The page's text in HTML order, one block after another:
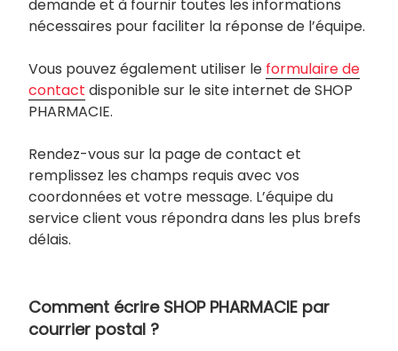
demande et à fournir toutes les informations
nécessaires pour faciliter la réponse de l’équipe.
Vous pouvez également utiliser le formulaire de
contact disponible sur le site internet de SHOP
PHARMACIE.
Rendez-vous sur la page de contact et
remplissez les champs requis avec vos
coordonnées et votre message. L’équipe du
service client vous répondra dans les plus brefs
délais.
Comment écrire SHOP PHARMACIE par
courrier postal ?